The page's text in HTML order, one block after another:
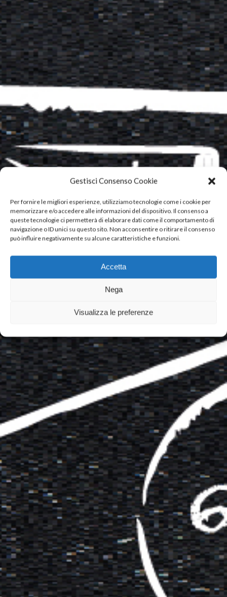
Gestisci Consenso Cookie
Per fornire le migliori esperienze, utilizziamo tecnologie come i cookie per
memorizzare e/o accedere alle informazioni del dispositivo. Il consenso a
queste tecnologie ci permetterà di elaborare dati come il comportamento di
navigazione o ID unici su questo sito. Non acconsentire o ritirare il consenso
può influire negativamente su alcune caratteristiche e funzioni.
Accetta
Nega
Visualizza le preferenze